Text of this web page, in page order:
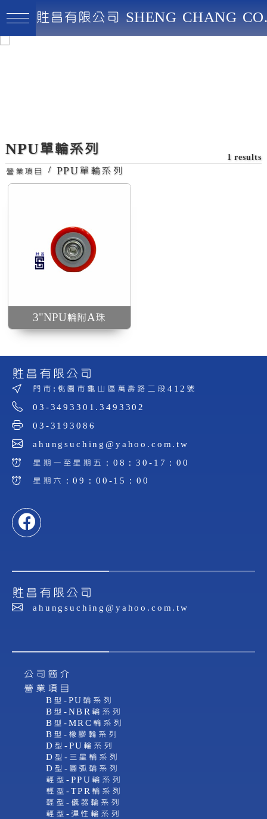
NPU單輪系列
1 results
營業項目 / PPU單輪系列
3"NPU輪附A珠
貹昌有限公司
門市:桃園市龜山區萬壽路二段412號
03-3493301.3493302
03-3193086
ahungsuching@yahoo.com.tw
星期一至星期五：08：30-17：00
星期六：09：00-15：00
貹昌有限公司
ahungsuching@yahoo.com.tw
公司簡介
營業項目
B型-PU輪系列
B型-NBR輪系列
B型-MRC輪系列
B型-橡膠輪系列
D型-PU輪系列
D型-三星輪系列
D型-圓弧輪系列
輕型-PPU輪系列
輕型-TPR輪系列
輕型-儀器輪系列
輕型-彈性輪系列
貹昌有限公司 SHENG CHANG